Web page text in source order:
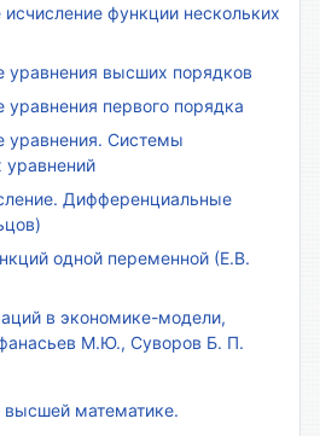
функции нескольких
высших порядков
первого порядка
Системы
Дифференциальные
одной переменной (Е.В.
в экономике-модели,
М.Ю., Суворов Б. П.
высшей математике.